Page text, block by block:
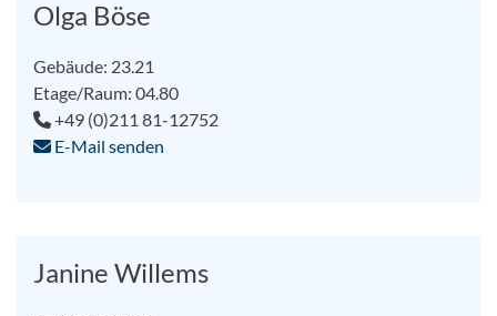
Olga Böse
Gebäude: 23.21
Etage/Raum: 04.80
+49 (0)211 81-12752
E-Mail senden
Janine Willems